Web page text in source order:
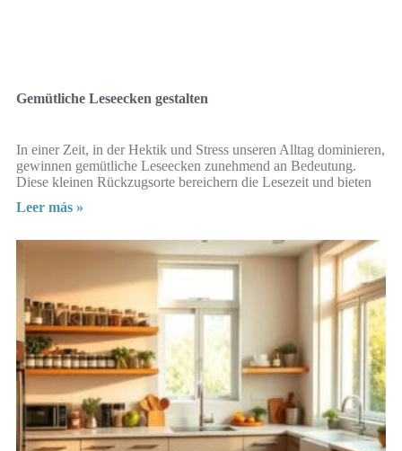
Gemütliche Leseecken gestalten
In einer Zeit, in der Hektik und Stress unseren Alltag dominieren,
gewinnen gemütliche Leseecken zunehmend an Bedeutung.
Diese kleinen Rückzugsorte bereichern die Lesezeit und bieten
Leer más »